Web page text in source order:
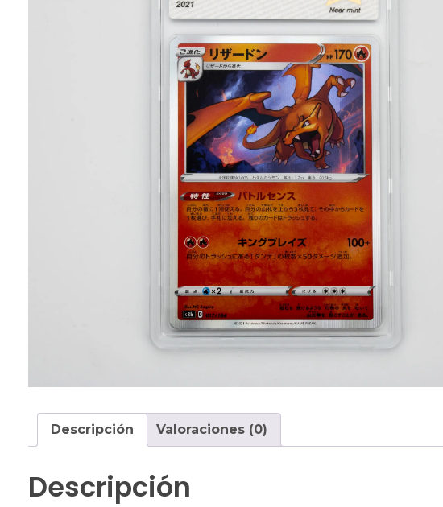
Descripción Valoraciones (0)
Descripción